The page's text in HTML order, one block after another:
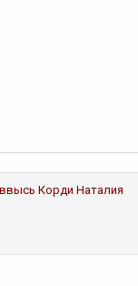
Корди Наталия